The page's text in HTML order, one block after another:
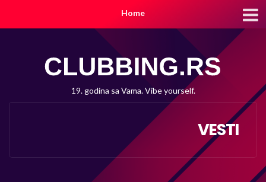
Home
19. godina sa Vama. Vibe yourself.
VESTI